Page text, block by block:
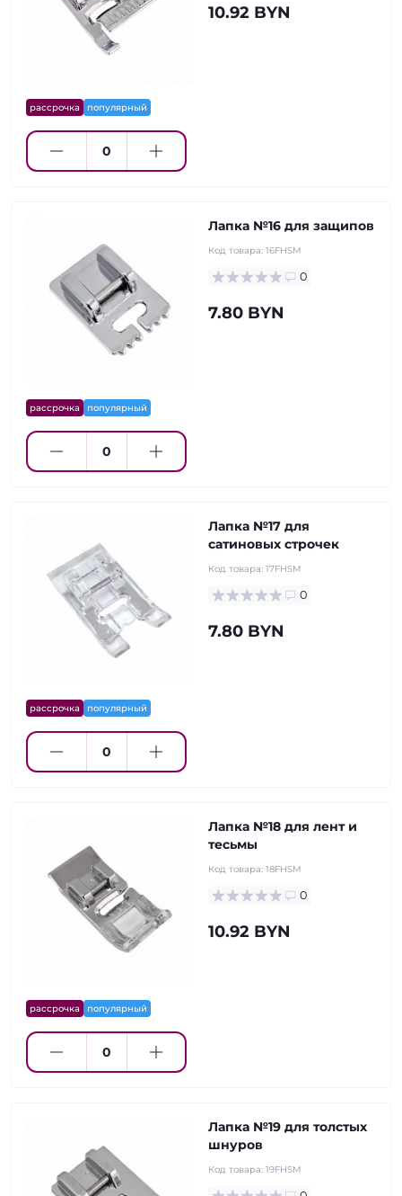
рассрочка популярный
10.92 BYN
рассрочка популярный
Лапка №16 для защипов
Код товара: 16FHSM
0
7.80 BYN
рассрочка популярный
Лапка №17 для
сатиновых строчек
Код товара: 17FHSM
0
7.80 BYN
рассрочка популярный
Лапка №18 для лент и
тесьмы
Код товара: 18FHSM
0
10.92 BYN
Лапка №19 для толстых
шнуров
Код товара: 19FHSM